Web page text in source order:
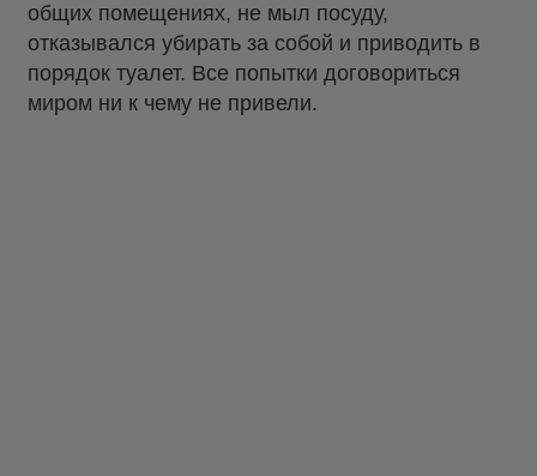
общих помещениях, не мыл посуду,
отказывался убирать за собой и приводить в
порядок туалет. Все попытки договориться
миром ни к чему не привели.